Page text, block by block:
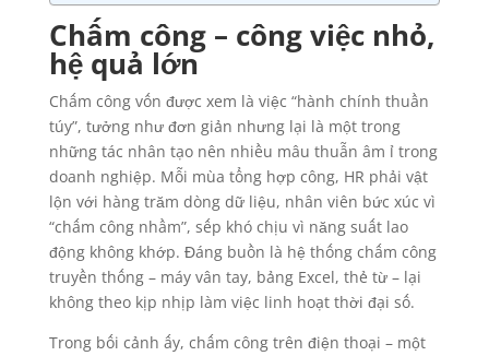
Chấm công – công việc nhỏ,
hệ quả lớn
Chấm công vốn được xem là việc “hành chính thuần
túy”, tưởng như đơn giản nhưng lại là một trong
những tác nhân tạo nên nhiều mâu thuẫn âm ỉ trong
doanh nghiệp. Mỗi mùa tổng hợp công, HR phải vật
lộn với hàng trăm dòng dữ liệu, nhân viên bức xúc vì
“chấm công nhầm”, sếp khó chịu vì năng suất lao
động không khớp. Đáng buồn là hệ thống chấm công
truyền thống – máy vân tay, bảng Excel, thẻ từ – lại
không theo kịp nhịp làm việc linh hoạt thời đại số.
Trong bối cảnh ấy, chấm công trên điện thoại – một